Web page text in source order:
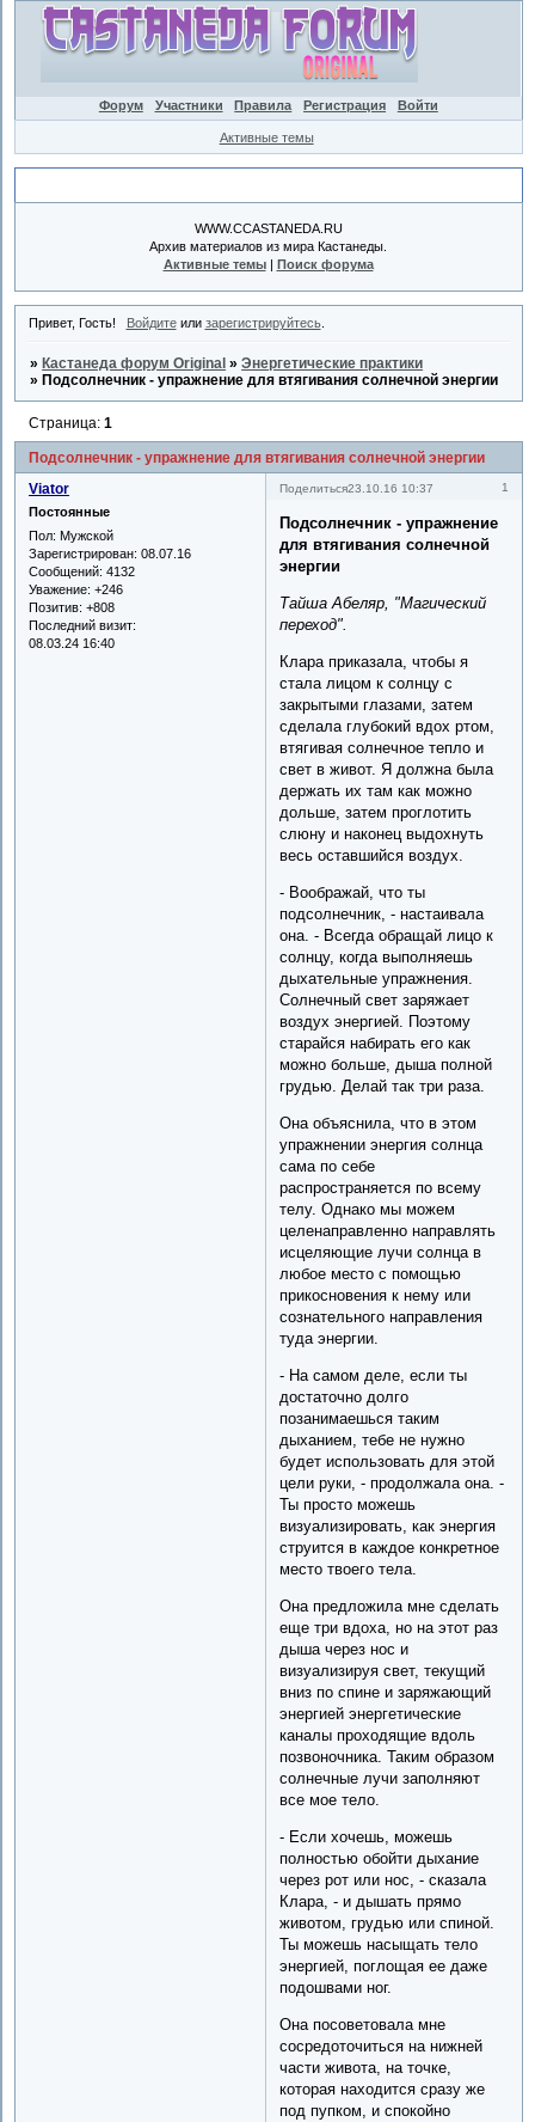
Форум Участники Правила Регистрация Войти
Активные темы
WWW.CCASTANEDA.RU
Архив материалов из мира Кастанеды.
Активные темы| Поиск форума
Привет, Гость! Войдитеили зарегистрируйтесь.
» Кастанеда форум Original »Энергетические практики
» Подсолнечник - упражнение для втягивания солнечной энергии
Подсолнечник - упражнение для втягивания солнечной энергии
Страница:1
Поделиться 1
23.10.16 10:37
Viator
Постоянные
Пол: Мужской
Зарегистрирован: 08.07.16
Сообщений: 4132
Уважение: +246
Позитив: +808
Последний визит:
08.03.24 16:40
Подсолнечник - упражнение
для втягивания солнечной
энергии
Тайша Абеляр, "Магический
переход".
Клара приказала, чтобы я
стала лицом к солнцу с
закрытыми глазами, затем
сделала глубокий вдох ртом,
втягивая солнечное тепло и
свет в живот. Я должна была
держать их там как можно
дольше, затем проглотить
слюну и наконец выдохнуть
весь оставшийся воздух.
- Воображай, что ты
подсолнечник, - настаивала
она. - Всегда обращай лицо к
солнцу, когда выполняешь
дыхательные упражнения.
Солнечный свет заряжает
воздух энергией. Поэтому
старайся набирать его как
можно больше, дыша полной
грудью. Делай так три раза.
Она объяснила, что в этом
упражнении энергия солнца
сама по себе
распространяется по всему
телу. Однако мы можем
целенаправленно направлять
исцеляющие лучи солнца в
любое место с помощью
прикосновения к нему или
сознательного направления
туда энергии.
- На самом деле, если ты
достаточно долго
позанимаешься таким
дыханием, тебе не нужно
будет использовать для этой
цели руки, - продолжала она. -
Ты просто можешь
визуализировать, как энергия
струится в каждое конкретное
место твоего тела.
Она предложила мне сделать
еще три вдоха, но на этот раз
дыша через нос и
визуализируя свет, текущий
вниз по спине и заряжающий
энергией энергетические
каналы проходящие вдоль
позвоночника. Таким образом
солнечные лучи заполняют
все мое тело.
- Если хочешь, можешь
полностью обойти дыхание
через рот или нос, - сказала
Клара, - и дышать прямо
животом, грудью или спиной.
Ты можешь насыщать тело
энергией, поглощая ее даже
подошвами ног.
Она посоветовала мне
сосредоточиться на нижней
части живота, на точке,
которая находится сразу же
под пупком, и спокойно